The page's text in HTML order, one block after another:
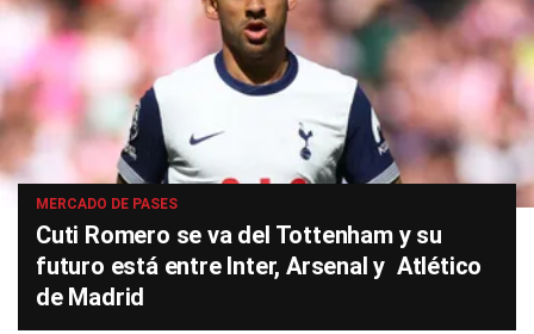
MERCADO DE PASES
Cuti Romero se va del Tottenham y su
futuro está entre Inter, Arsenal y Atlético
de Madrid